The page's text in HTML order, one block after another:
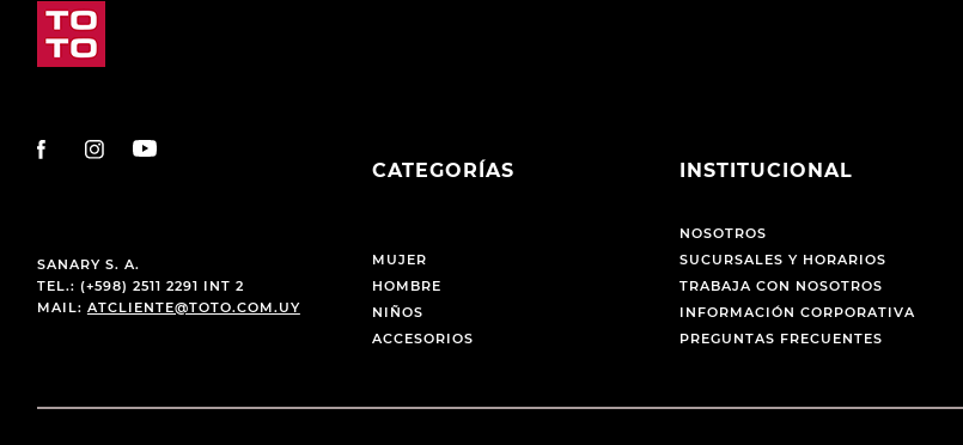
SANARY S. A.
TEL.: (+598) 2511 2291 INT 2
MAIL: ATCLIENTE@TOTO.COM.UY
CATEGORÍAS
MUJER
HOMBRE
NIÑOS
ACCESORIOS
INSTITUCIONAL
NOSOTROS
SUCURSALES Y HORARIOS
TRABAJA CON NOSOTROS
INFORMACIÓN CORPORATIVA
PREGUNTAS FRECUENTES